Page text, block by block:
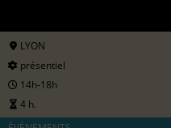
LYON
présentiel
14h-18h
4 h.